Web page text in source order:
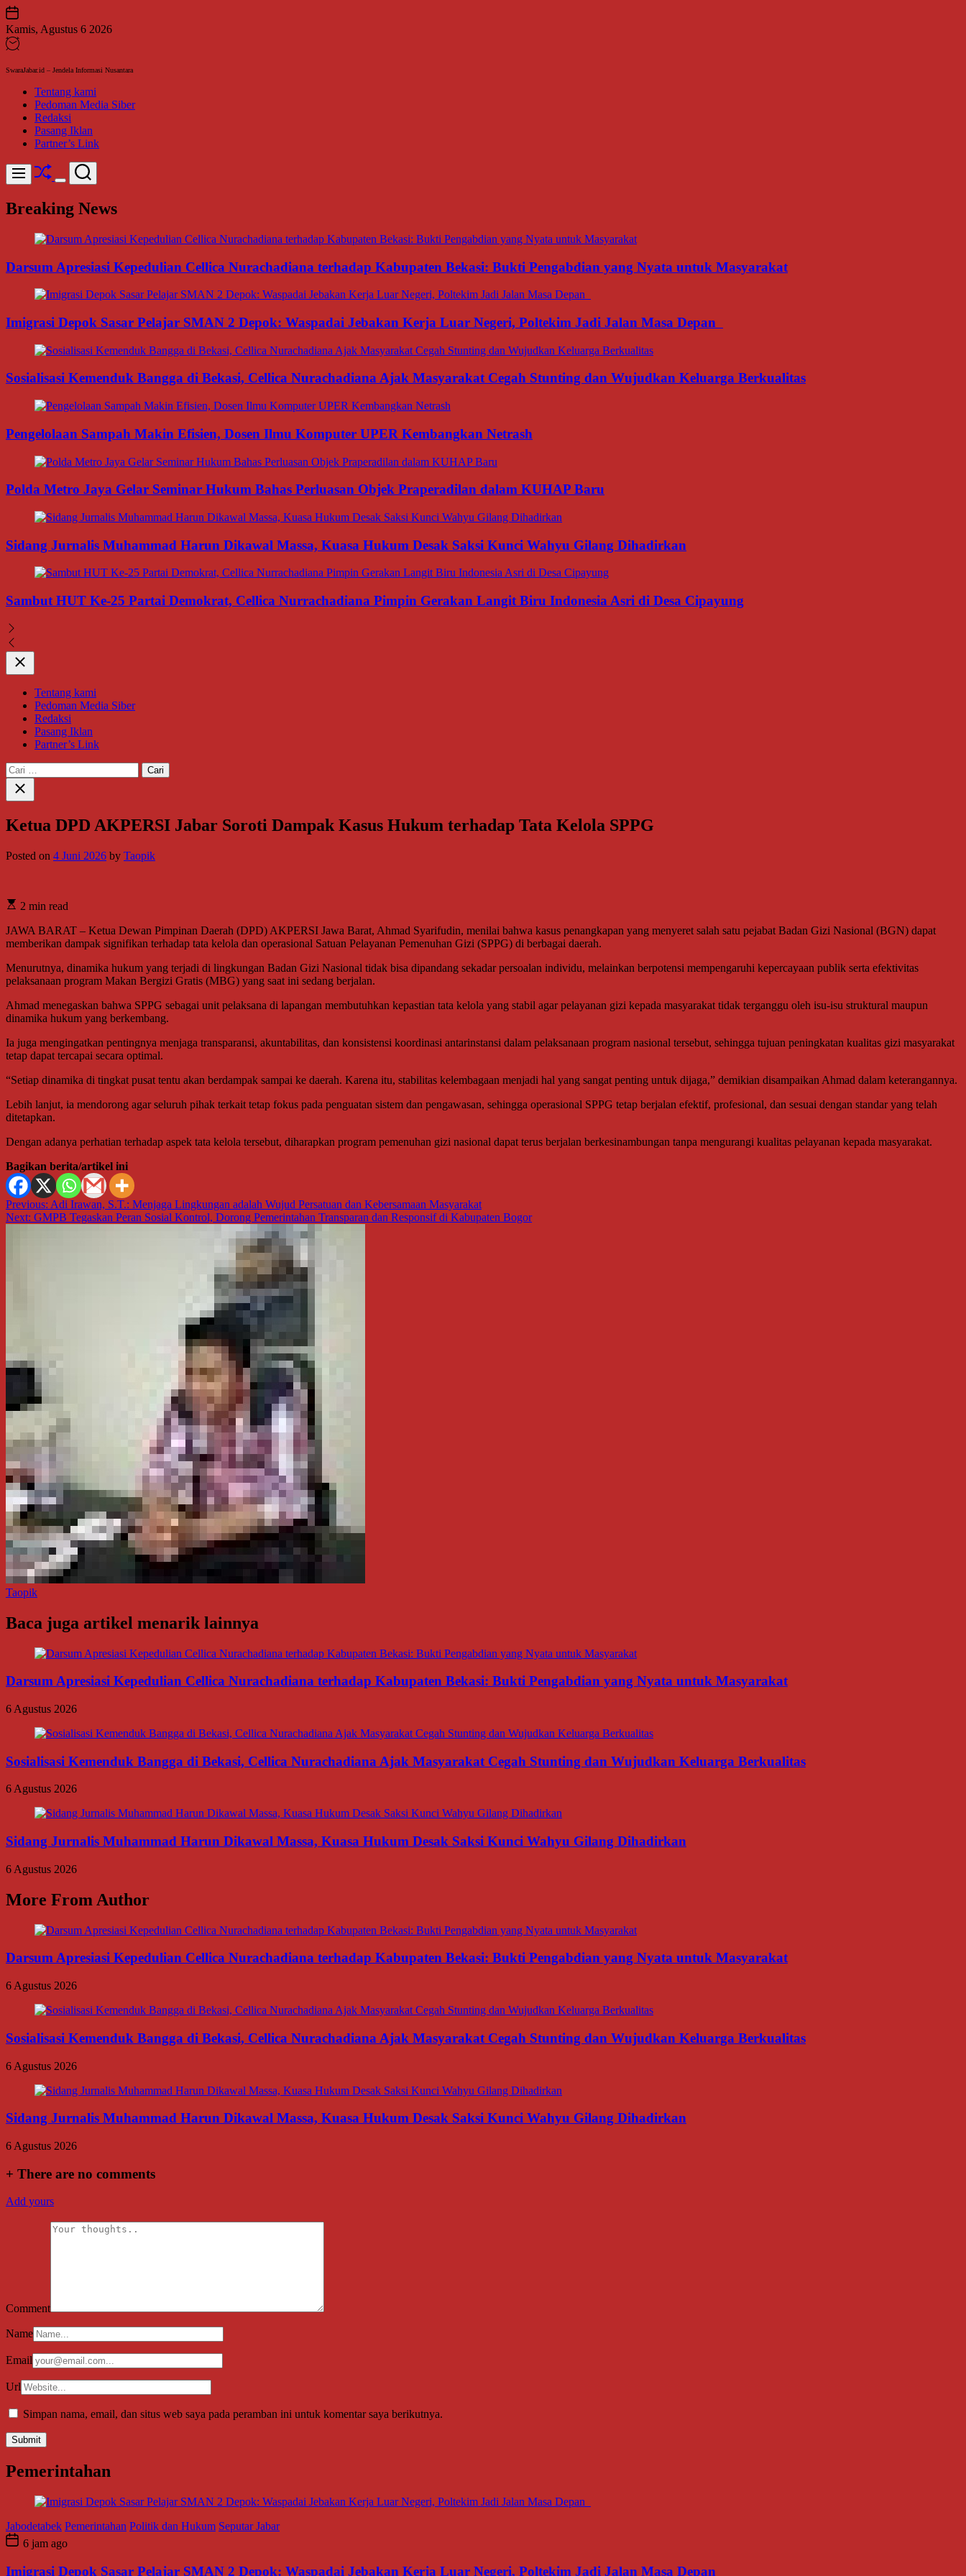
Skip
to
content
Kamis, Agustus 6 2026
SwaraJabar.id – Jendela Informasi Nusantara
Tentang kami
Pedoman Media Siber
Redaksi
Pasang Iklan
Partner’s Link
Menu Shuffle
Switch
mode
Search
Breaking News
Darsum Apresiasi Kepedulian Cellica Nurachadiana terhadap Kabupaten Bekasi: Bukti Pengabdian yang Nyata untuk Masyarakat
Imigrasi Depok Sasar Pelajar SMAN 2 Depok: Waspadai Jebakan Kerja Luar Negeri, Poltekim Jadi Jalan Masa Depan
Sosialisasi Kemenduk Bangga di Bekasi, Cellica Nurachadiana Ajak Masyarakat Cegah Stunting dan Wujudkan Keluarga Berkualitas
Pengelolaan Sampah Makin Efisien, Dosen Ilmu Komputer UPER Kembangkan Netrash
Polda Metro Jaya Gelar Seminar Hukum Bahas Perluasan Objek Praperadilan dalam KUHAP Baru
Sidang Jurnalis Muhammad Harun Dikawal Massa, Kuasa Hukum Desak Saksi Kunci Wahyu Gilang Dihadirkan
Sambut HUT Ke-25 Partai Demokrat, Cellica Nurrachadiana Pimpin Gerakan Langit Biru Indonesia Asri di Desa Cipayung
Close
Tentang kami
Pedoman Media Siber
Redaksi
Pasang Iklan
Partner’s Link
Cari
untuk:
Close
search
Ketua DPD AKPERSI Jabar Soroti Dampak Kasus Hukum terhadap Tata Kelola SPPG
Posted on 4 Juni 2026 by Taopik
2 min read
JAWA BARAT – Ketua Dewan Pimpinan Daerah (DPD) AKPERSI Jawa Barat, Ahmad Syarifudin, menilai bahwa kasus penangkapan yang menyeret salah satu pejabat Badan Gizi Nasional (BGN) dapat
memberikan dampak signifikan terhadap tata kelola dan operasional Satuan Pelayanan Pemenuhan Gizi (SPPG) di berbagai daerah.
Menurutnya, dinamika hukum yang terjadi di lingkungan Badan Gizi Nasional tidak bisa dipandang sekadar persoalan individu, melainkan berpotensi mempengaruhi kepercayaan publik serta efektivitas
pelaksanaan program Makan Bergizi Gratis (MBG) yang saat ini sedang berjalan.
Ahmad menegaskan bahwa SPPG sebagai unit pelaksana di lapangan membutuhkan kepastian tata kelola yang stabil agar pelayanan gizi kepada masyarakat tidak terganggu oleh isu-isu struktural maupun
dinamika hukum yang berkembang.
Ia juga mengingatkan pentingnya menjaga transparansi, akuntabilitas, dan konsistensi koordinasi antarinstansi dalam pelaksanaan program nasional tersebut, sehingga tujuan peningkatan kualitas gizi masyarakat
tetap dapat tercapai secara optimal.
“Setiap dinamika di tingkat pusat tentu akan berdampak sampai ke daerah. Karena itu, stabilitas kelembagaan menjadi hal yang sangat penting untuk dijaga,” demikian disampaikan Ahmad dalam keterangannya.
Lebih lanjut, ia mendorong agar seluruh pihak terkait tetap fokus pada penguatan sistem dan pengawasan, sehingga operasional SPPG tetap berjalan efektif, profesional, dan sesuai dengan standar yang telah
ditetapkan.
Dengan adanya perhatian terhadap aspek tata kelola tersebut, diharapkan program pemenuhan gizi nasional dapat terus berjalan berkesinambungan tanpa mengurangi kualitas pelayanan kepada masyarakat.
Bagikan berita/artikel ini
Navigasi
pos
Previous: Adi Irawan, S.T.: Menjaga Lingkungan adalah Wujud Persatuan dan Kebersamaan Masyarakat
Next: GMPB Tegaskan Peran Sosial Kontrol, Dorong Pemerintahan Transparan dan Responsif di Kabupaten Bogor
Taopik
Baca juga artikel menarik lainnya
Darsum Apresiasi Kepedulian Cellica Nurachadiana terhadap Kabupaten Bekasi: Bukti Pengabdian yang Nyata untuk Masyarakat
6 Agustus 2026
Sosialisasi Kemenduk Bangga di Bekasi, Cellica Nurachadiana Ajak Masyarakat Cegah Stunting dan Wujudkan Keluarga Berkualitas
6 Agustus 2026
Sidang Jurnalis Muhammad Harun Dikawal Massa, Kuasa Hukum Desak Saksi Kunci Wahyu Gilang Dihadirkan
6 Agustus 2026
More From Author
Darsum Apresiasi Kepedulian Cellica Nurachadiana terhadap Kabupaten Bekasi: Bukti Pengabdian yang Nyata untuk Masyarakat
6 Agustus 2026
Sosialisasi Kemenduk Bangga di Bekasi, Cellica Nurachadiana Ajak Masyarakat Cegah Stunting dan Wujudkan Keluarga Berkualitas
6 Agustus 2026
Sidang Jurnalis Muhammad Harun Dikawal Massa, Kuasa Hukum Desak Saksi Kunci Wahyu Gilang Dihadirkan
6 Agustus 2026
+ There are no comments
Add yours
Comment
Name
Email
Url
Simpan nama, email, dan situs web saya pada peramban ini untuk komentar saya berikutnya.
Pemerintahan
Jabodetabek Pemerintahan Politik dan Hukum Seputar Jabar
6 jam ago
Imigrasi Depok Sasar Pelajar SMAN 2 Depok: Waspadai Jebakan Kerja Luar Negeri, Poltekim Jadi Jalan Masa Depan